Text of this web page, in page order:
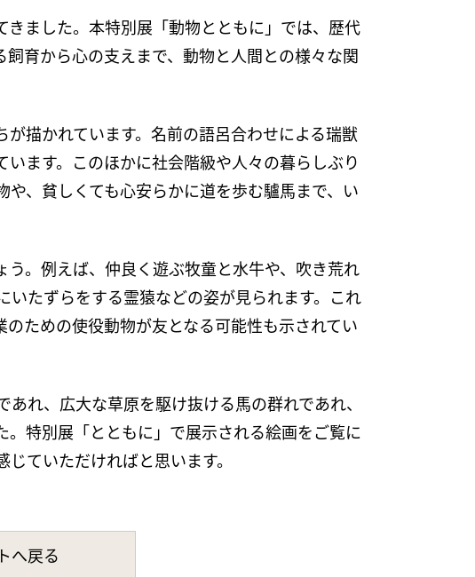
ました。本特別展「動物とともに」では、歴代
育から心の支えまで、動物と人間との様々な関
描かれています。名前の語呂合わせによる瑞獣
ます。このほかに社会階級や人々の暮らしぶり
、貧しくても心安らかに道を歩む驢馬まで、い
。例えば、仲良く遊ぶ牧童と水牛や、吹き荒れ
たずらをする霊猿などの姿が見られます。これ
ための使役動物が友となる可能性も示されてい
れ、広大な草原を駆け抜ける馬の群れであれ、
特別展「とともに」で展示される絵画をご覧に
ていただければと思います。
へ戻る